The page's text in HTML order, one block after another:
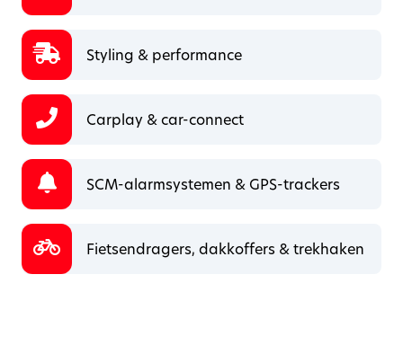
Styling & performance
Carplay & car-connect
SCM-alarmsystemen & GPS-trackers
Fietsendragers, dakkoffers & trekhaken